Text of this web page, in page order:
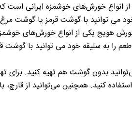
انواع خورش‌های خوشمزه ایرانی است
می توانید با گوشت قرمز یا گوشت
هویج یکی از انواع خورش‌های
را به سلیقه خود می توانید با گوشت
بدون گوشت هم تهیه کنید. برای
کنید. همچنین می‌توانید از